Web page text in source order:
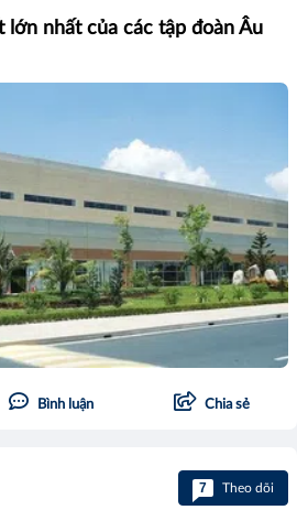
lớn nhất của các tập đoàn Âu
Bình luận Chia sẻ
7 Theo dõi